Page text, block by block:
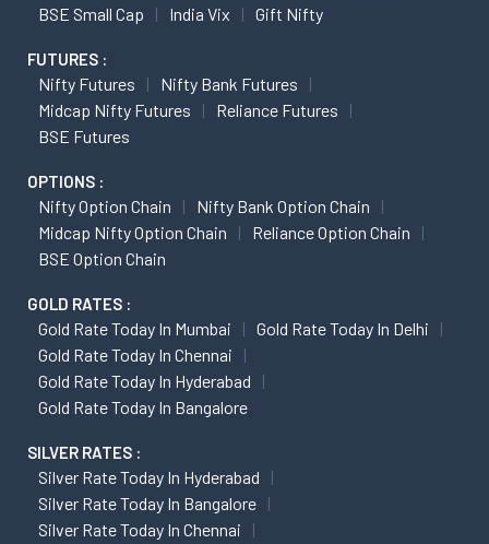
BSE Small Cap
India Vix Gift Nifty
FUTURES :
Nifty Futures
Nifty Bank Futures
Midcap Nifty Futures
Reliance Futures
BSE Futures
OPTIONS :
Nifty Option Chain
Nifty Bank Option Chain
Midcap Nifty Option Chain
Reliance Option Chain
BSE Option Chain
GOLD RATES :
Gold Rate Today In Mumbai
Gold Rate Today In Delhi
Gold Rate Today In Chennai
Gold Rate Today In Hyderabad
Gold Rate Today In Bangalore
SILVER RATES :
Silver Rate Today In Hyderabad
Silver Rate Today In Bangalore
Silver Rate Today In Chennai